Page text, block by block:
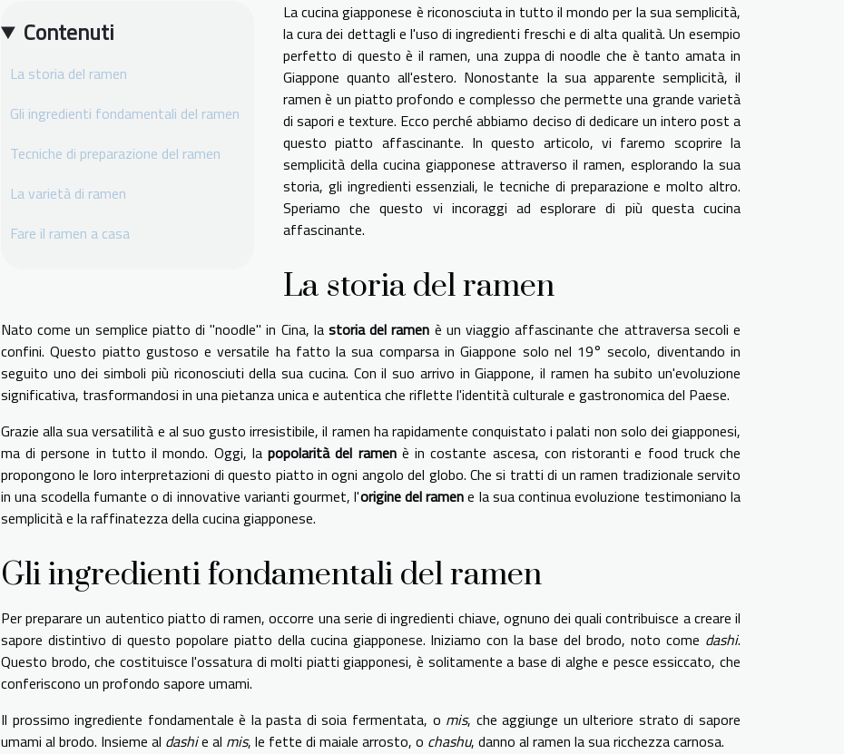
Contenuti
La storia del ramen
Gli ingredienti fondamentali del ramen
Tecniche di preparazione del ramen
La varietà di ramen
Fare il ramen a casa
La cucina giapponese è riconosciuta in tutto il mondo per la sua semplicità,
la cura dei dettagli e l'uso di ingredienti freschi e di alta qualità. Un esempio
perfetto di questo è il ramen, una zuppa di noodle che è tanto amata in
Giappone quanto all'estero. Nonostante la sua apparente semplicità, il
ramen è un piatto profondo e complesso che permette una grande varietà
di sapori e texture. Ecco perché abbiamo deciso di dedicare un intero post a
questo piatto affascinante. In questo articolo, vi faremo scoprire la
semplicità della cucina giapponese attraverso il ramen, esplorando la sua
storia, gli ingredienti essenziali, le tecniche di preparazione e molto altro.
Speriamo che questo vi incoraggi ad esplorare di più questa cucina
affascinante.
La storia del ramen
Nato come un semplice piatto di "noodle" in Cina, la storia del ramen è un viaggio affascinante che attraversa secoli e
confini. Questo piatto gustoso e versatile ha fatto la sua comparsa in Giappone solo nel 19° secolo, diventando in
seguito uno dei simboli più riconosciuti della sua cucina. Con il suo arrivo in Giappone, il ramen ha subito un'evoluzione
significativa, trasformandosi in una pietanza unica e autentica che riflette l'identità culturale e gastronomica del Paese.
Grazie alla sua versatilità e al suo gusto irresistibile, il ramen ha rapidamente conquistato i palati non solo dei giapponesi,
ma di persone in tutto il mondo. Oggi, lapopolarità del ramenè in costante ascesa, con ristoranti e food truck che
propongono le loro interpretazioni di questo piatto in ogni angolo del globo. Che si tratti di un ramen tradizionale servito
in una scodella fumante o di innovative varianti gourmet, l'origine del ramene la sua continua evoluzione testimoniano la
semplicità e la raffinatezza della cucina giapponese.
Gli ingredienti fondamentali del ramen
Per preparare un autentico piatto di ramen, occorre una serie di ingredienti chiave, ognuno dei quali contribuisce a creare il
sapore distintivo di questo popolare piatto della cucina giapponese. Iniziamo con la base del brodo, noto come dashi.
Questo brodo, che costituisce l'ossatura di molti piatti giapponesi, è solitamente a base di alghe e pesce essiccato, che
conferiscono un profondo sapore umami.
Il prossimo ingrediente fondamentale è la pasta di soia fermentata, o mis, che aggiunge un ulteriore strato di sapore
umami al brodo. Insieme al dashie al mis, le fette di maiale arrosto, o chashu, danno al ramen la sua ricchezza carnosa.